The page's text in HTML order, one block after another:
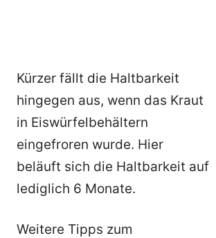
Kürzer fällt die Haltbarkeit
hingegen aus, wenn das Kraut
in Eiswürfelbehältern
eingefroren wurde. Hier
beläuft sich die Haltbarkeit auf
lediglich 6 Monate.
Weitere Tipps zum